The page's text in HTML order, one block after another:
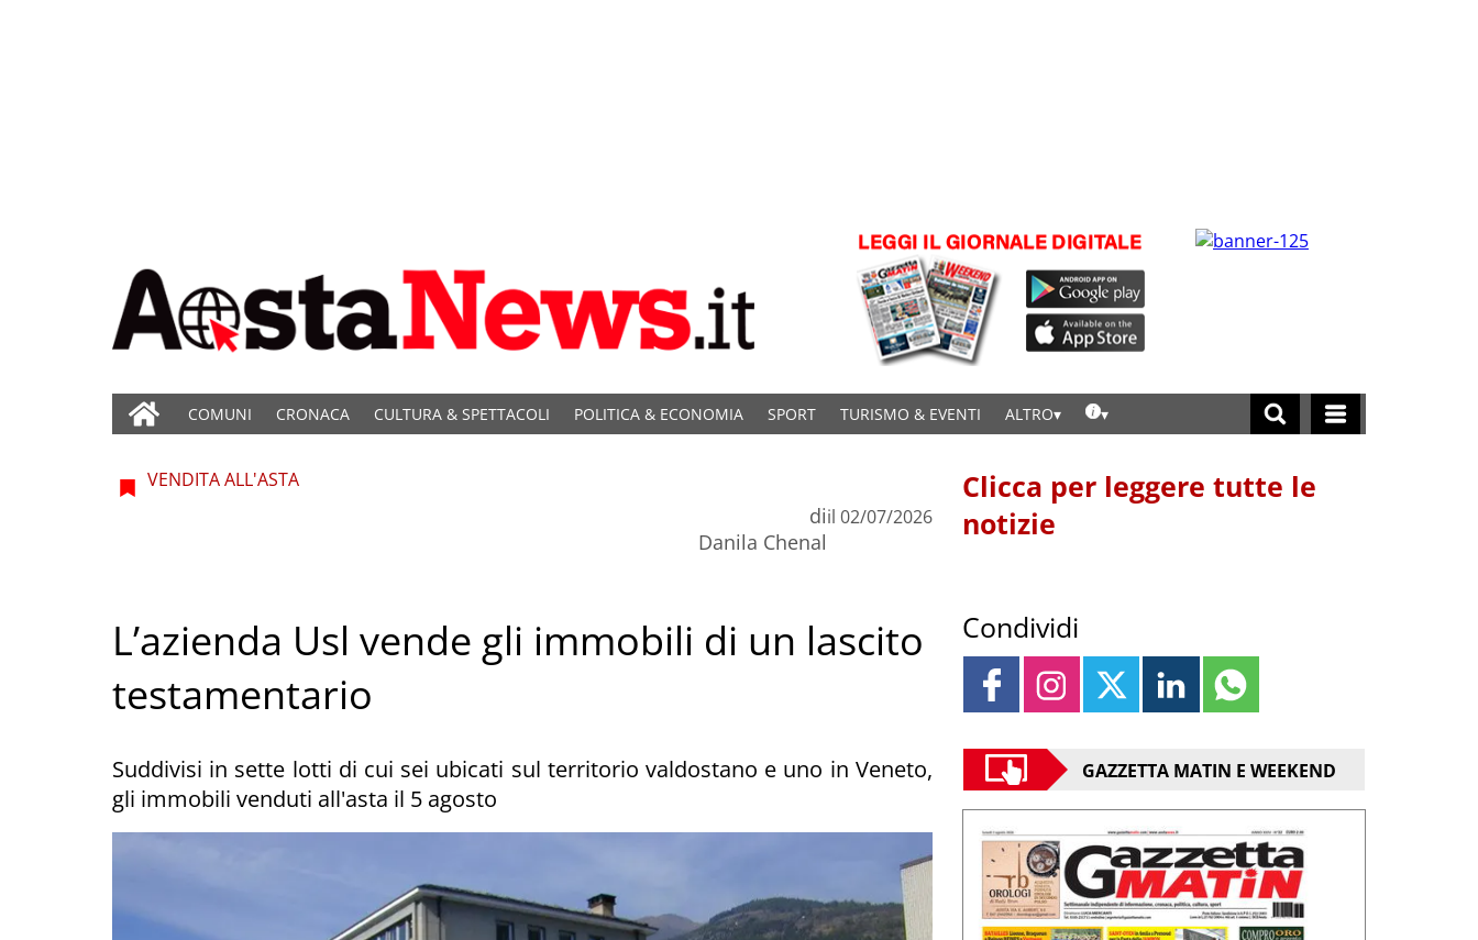
COMUNI CRONACA CULTURA & SPETTACOLI POLITICA & ECONOMIA SPORT TURISMO & EVENTI ALTRO
VENDITA ALL'ASTA
di
Danila Chenal
il 02/07/2026
L’azienda Usl vende gli immobili di un lascito
testamentario
Suddivisi in sette lotti di cui sei ubicati sul territorio valdostano e uno in Veneto,
gli immobili venduti all'asta il 5 agosto
Clicca per leggere tutte le
notizie
Condividi
GAZZETTA MATIN E WEEKEND